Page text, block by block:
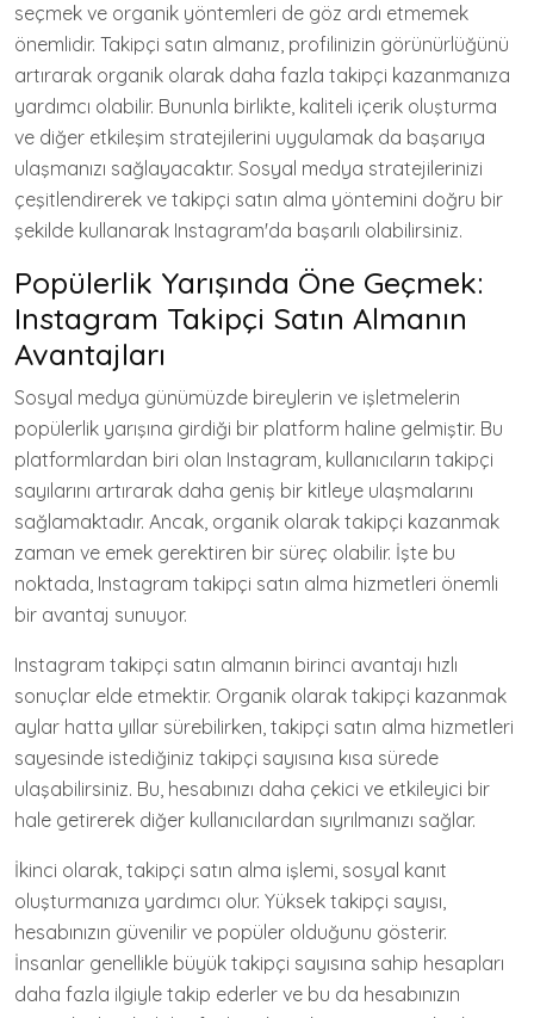
seçmek ve organik yöntemleri de göz ardı etmemek
önemlidir. Takipçi satın almanız, profilinizin görünürlüğünü
artırarak organik olarak daha fazla takipçi kazanmanıza
yardımcı olabilir. Bununla birlikte, kaliteli içerik oluşturma
ve diğer etkileşim stratejilerini uygulamak da başarıya
ulaşmanızı sağlayacaktır. Sosyal medya stratejilerinizi
çeşitlendirerek ve takipçi satın alma yöntemini doğru bir
şekilde kullanarak Instagram'da başarılı olabilirsiniz.
Popülerlik Yarışında Öne Geçmek:
Instagram Takipçi Satın Almanın
Avantajları
Sosyal medya günümüzde bireylerin ve işletmelerin
popülerlik yarışına girdiği bir platform haline gelmiştir. Bu
platformlardan biri olan Instagram, kullanıcıların takipçi
sayılarını artırarak daha geniş bir kitleye ulaşmalarını
sağlamaktadır. Ancak, organik olarak takipçi kazanmak
zaman ve emek gerektiren bir süreç olabilir. İşte bu
noktada, Instagram takipçi satın alma hizmetleri önemli
bir avantaj sunuyor.
Instagram takipçi satın almanın birinci avantajı hızlı
sonuçlar elde etmektir. Organik olarak takipçi kazanmak
aylar hatta yıllar sürebilirken, takipçi satın alma hizmetleri
sayesinde istediğiniz takipçi sayısına kısa sürede
ulaşabilirsiniz. Bu, hesabınızı daha çekici ve etkileyici bir
hale getirerek diğer kullanıcılardan sıyrılmanızı sağlar.
İkinci olarak, takipçi satın alma işlemi, sosyal kanıt
oluşturmanıza yardımcı olur. Yüksek takipçi sayısı,
hesabınızın güvenilir ve popüler olduğunu gösterir.
İnsanlar genellikle büyük takipçi sayısına sahip hesapları
daha fazla ilgiyle takip ederler ve bu da hesabınızın